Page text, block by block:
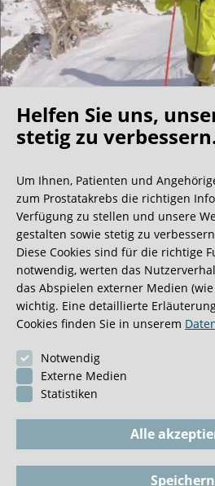
Oh what a
Wir bekommen ja viele tolle
aber dieser ist doch sehr
0:40 Minuten
Helfen Sie uns,
stetig zu
Um Ihnen, Patienten und
zum Prostatakrebs die richtigen
Verfügung zu stellen und unsere
gestalten sowie stetig zu
Diese Cookies sind für die richtige
notwendig, werten das
das Abspielen externer Medien (wie
wichtig. Eine detaillierte
Cookies finden Sie in unserem
Notwendig
Externe Medien
Statistiken
Alle
Speichern